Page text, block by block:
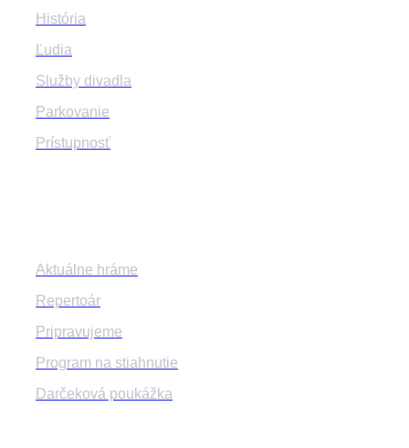
História
Ľudia
Služby divadla
Parkovanie
Prístupnosť
Aktuálne hráme
Repertoár
Pripravujeme
Program na stiahnutie
Darčeková poukážka